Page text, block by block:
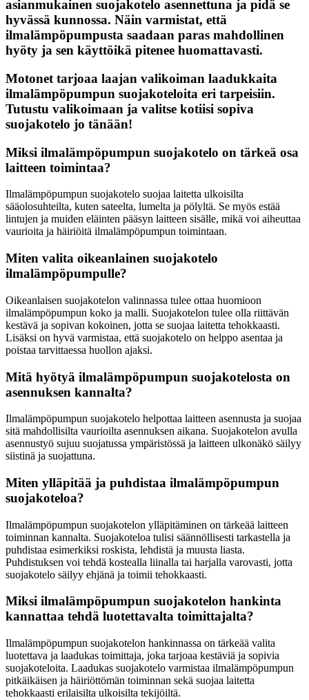
asianmukainen suojakotelo asennettuna ja pidä se
hyvässä kunnossa. Näin varmistat, että
ilmalämpöpumpusta saadaan paras mahdollinen
hyöty ja sen käyttöikä pitenee huomattavasti.
Motonet tarjoaa laajan valikoiman laadukkaita
ilmalämpöpumpun suojakoteloita eri tarpeisiin.
Tutustu valikoimaan ja valitse kotiisi sopiva
suojakotelo jo tänään!
Miksi ilmalämpöpumpun suojakotelo on tärkeä osa
laitteen toimintaa?
Ilmalämpöpumpun suojakotelo suojaa laitetta ulkoisilta
sääolosuhteilta, kuten sateelta, lumelta ja pölyltä. Se myös estää
lintujen ja muiden eläinten pääsyn laitteen sisälle, mikä voi aiheuttaa
vaurioita ja häiriöitä ilmalämpöpumpun toimintaan.
Miten valita oikeanlainen suojakotelo
ilmalämpöpumpulle?
Oikeanlaisen suojakotelon valinnassa tulee ottaa huomioon
ilmalämpöpumpun koko ja malli. Suojakotelon tulee olla riittävän
kestävä ja sopivan kokoinen, jotta se suojaa laitetta tehokkaasti.
Lisäksi on hyvä varmistaa, että suojakotelo on helppo asentaa ja
poistaa tarvittaessa huollon ajaksi.
Mitä hyötyä ilmalämpöpumpun suojakotelosta on
asennuksen kannalta?
Ilmalämpöpumpun suojakotelo helpottaa laitteen asennusta ja suojaa
sitä mahdollisilta vaurioilta asennuksen aikana. Suojakotelon avulla
asennustyö sujuu suojatussa ympäristössä ja laitteen ulkonäkö säilyy
siistinä ja suojattuna.
Miten ylläpitää ja puhdistaa ilmalämpöpumpun
suojakoteloa?
Ilmalämpöpumpun suojakotelon ylläpitäminen on tärkeää laitteen
toiminnan kannalta. Suojakoteloa tulisi säännöllisesti tarkastella ja
puhdistaa esimerkiksi roskista, lehdistä ja muusta liasta.
Puhdistuksen voi tehdä kostealla liinalla tai harjalla varovasti, jotta
suojakotelo säilyy ehjänä ja toimii tehokkaasti.
Miksi ilmalämpöpumpun suojakotelon hankinta
kannattaa tehdä luotettavalta toimittajalta?
Ilmalämpöpumpun suojakotelon hankinnassa on tärkeää valita
luotettava ja laadukas toimittaja, joka tarjoaa kestäviä ja sopivia
suojakoteloita. Laadukas suojakotelo varmistaa ilmalämpöpumpun
pitkäikäisen ja häiriöttömän toiminnan sekä suojaa laitetta
tehokkaasti erilaisilta ulkoisilta tekijöiltä.